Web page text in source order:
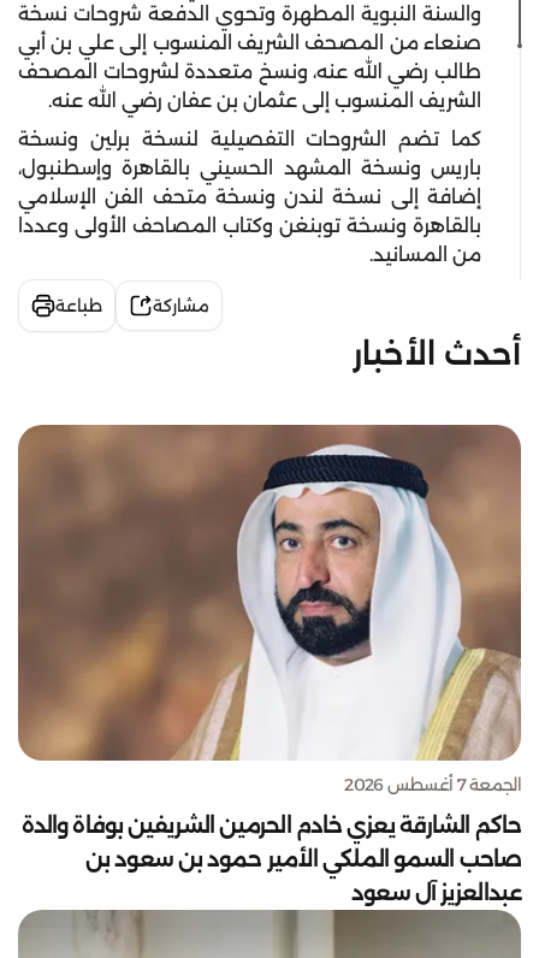
والسنة النبوية المطهرة وتحوي الدفعة شروحات نسخة
صنعاء من المصحف الشريف المنسوب إلى علي بن أبي
طالب رضي الله عنه، ونسخ متعددة لشروحات المصحف
الشريف المنسوب إلى عثمان بن عفان رضي الله عنه.
كما تضم الشروحات التفصيلية لنسخة برلين ونسخة
باريس ونسخة المشهد الحسيني بالقاهرة وإسطنبول،
إضافة إلى نسخة لندن ونسخة متحف الفن الإسلامي
بالقاهرة ونسخة توبنغن وكتاب المصاحف الأولى وعددا
من المسانيد.
مشاركة طباعة
أحدث الأخبار
الجمعة 7 أغسطس 2026
حاكم الشارقة يعزي خادم الحرمين الشريفين بوفاة والدة
صاحب السمو الملكي الأمير حمود بن سعود بن
عبدالعزيز آل سعود